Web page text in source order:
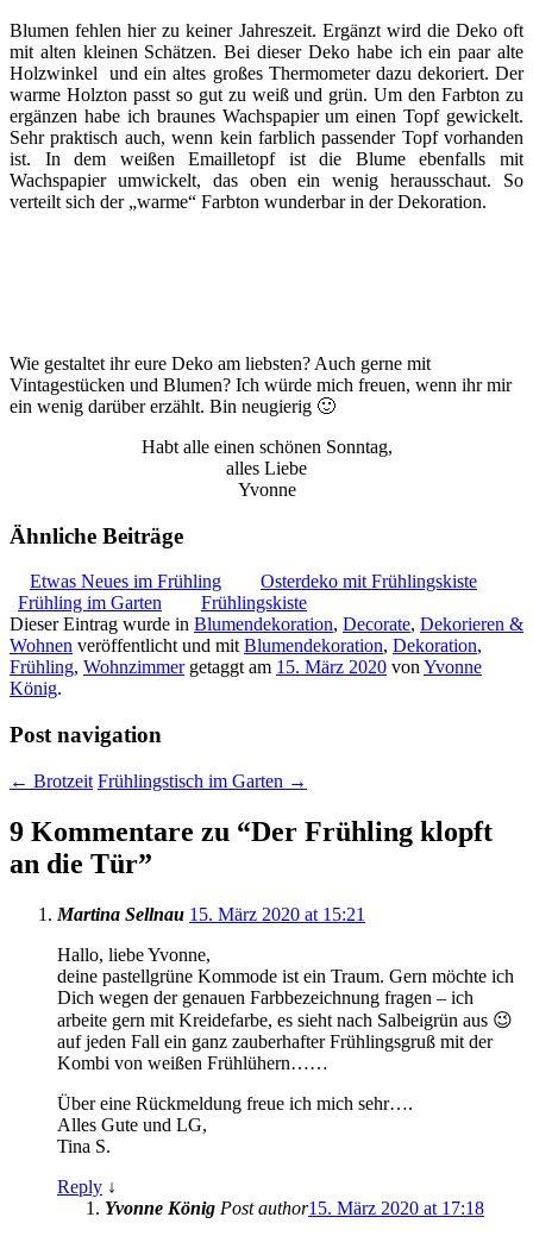
Blumen fehlen hier zu keiner Jahreszeit. Ergänzt wird die Deko oft
mit alten kleinen Schätzen. Bei dieser Deko habe ich ein paar alte
Holzwinkel und ein altes großes Thermometer dazu dekoriert. Der
warme Holzton passt so gut zu weiß und grün. Um den Farbton zu
ergänzen habe ich braunes Wachspapier um einen Topf gewickelt.
Sehr praktisch auch, wenn kein farblich passender Topf vorhanden
ist. In dem weißen Emailletopf ist die Blume ebenfalls mit
Wachspapier umwickelt, das oben ein wenig herausschaut. So
verteilt sich der „warme“ Farbton wunderbar in der Dekoration.
Wie gestaltet ihr eure Deko am liebsten? Auch gerne mit
Vintagestücken und Blumen? Ich würde mich freuen, wenn ihr mir
ein wenig darüber erzählt. Bin neugierig 🙂
Habt alle einen schönen Sonntag,
alles Liebe
Yvonne
Ähnliche Beiträge
Etwas Neues im Frühling
Osterdeko mit Frühlingskiste
Frühling im Garten
Frühlingskiste
Dieser Eintrag wurde in Blumendekoration, Decorate, Dekorieren &
Wohnen veröffentlicht und mit Blumendekoration, Dekoration,
Frühling, Wohnzimmergetaggt am 15. März 2020 von Yvonne
König.
Post navigation
← Brotzeit Frühlingstisch im Garten →
9 Kommentare zu “Der Frühling klopft
an die Tür”
Martina Sellnau 15. März 2020 at 15:21
Hallo, liebe Yvonne,
deine pastellgrüne Kommode ist ein Traum. Gern möchte ich
Dich wegen der genauen Farbbezeichnung fragen – ich
arbeite gern mit Kreidefarbe, es sieht nach Salbeigrün aus 😉
auf jeden Fall ein ganz zauberhafter Frühlingsgruß mit der
Kombi von weißen Frühlühern……
Über eine Rückmeldung freue ich mich sehr….
Alles Gute und LG,
Tina S.
Reply ↓
Yvonne König Post author15. März 2020 at 17:18